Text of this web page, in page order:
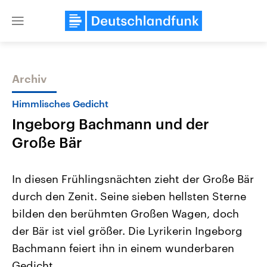
Close
Themen
Landtagswahl Sachsen-Anhalt
2026
Alle Informationen
Sachsen-Anhalt wählt am 6.
September 2026 einen neuen
Landtag. Seit 2021 wird das
Bundesland von einer Koalition aus
USA
Aktuelle Beiträge,
Hintergründe
Wirtschaftlich und
gehören die Vereinigten
den mächtigsten Ländern
Archiv
Himmlisches Gedicht
Ingeborg Bachmann und der
Große Bär
In diesen Frühlingsnächten zieht der Große Bär
durch den Zenit. Seine sieben hellsten Sterne
bilden den berühmten Großen Wagen, doch
der Bär ist viel größer. Die Lyrikerin Ingeborg
Bachmann feiert ihn in einem wunderbaren